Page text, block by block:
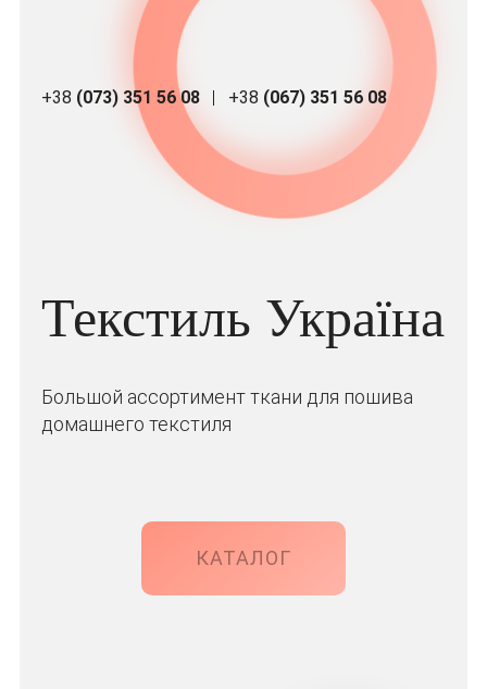
+38 (073) 351 56 08 +38 (067) 351 56 08
Текстиль Україна
Большой ассортимент ткани для пошива
домашнего текстиля
КАТАЛОГ